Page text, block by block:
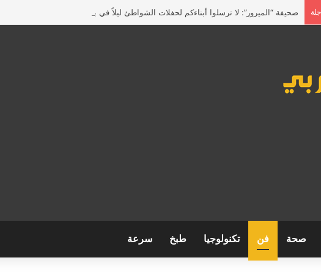
صحيفة “الميرور”: لا ترسلوا أبناءكم لحفلات الشواطئ ليلاً في بريطانيا
صحة فن تكنولوجيا طبخ سرعة